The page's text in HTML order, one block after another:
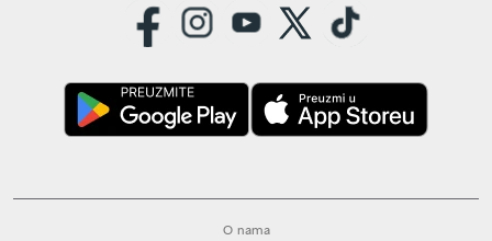
O nama